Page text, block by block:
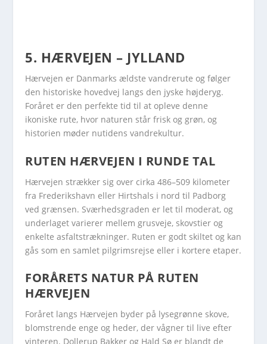
5. HÆRVEJEN – JYLLAND
Hærvejen er Danmarks ældste vandrerute og følger
den historiske hovedvej langs den jyske højderyg.
Foråret er den perfekte tid til at opleve denne
ikoniske rute, hvor naturen står frisk og grøn, og
historien møder nutidens vandrekultur.
RUTEN HÆRVEJEN I RUNDE TAL
Hærvejen strækker sig over cirka 486–509 kilometer
fra Frederikshavn eller Hirtshals i nord til Padborg
ved grænsen. Sværhedsgraden er let til moderat, og
underlaget varierer mellem grusveje, skovstier og
enkelte asfaltstrækninger. Ruten er godt skiltet og kan
gås som en samlet pilgrimsrejse eller i kortere etaper.
FORÅRETS NATUR PÅ RUTEN
HÆRVEJEN
Foråret langs Hærvejen byder på lysegrønne skove,
blomstrende enge og heder, der vågner til live efter
vinteren. Dollerup Bakker og Hald Sø er blandt de